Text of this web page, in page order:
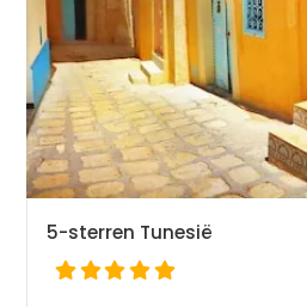
5-sterren Tunesië